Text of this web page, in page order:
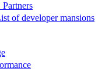
Partners
of developer mansions